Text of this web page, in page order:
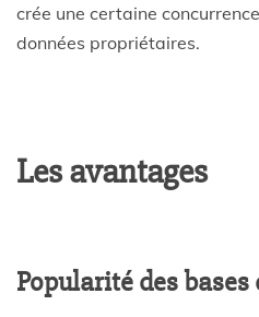
crée une certaine
données propriétaires.
Les avantages
Popularité des bases